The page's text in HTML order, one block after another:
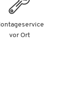
vor Ort